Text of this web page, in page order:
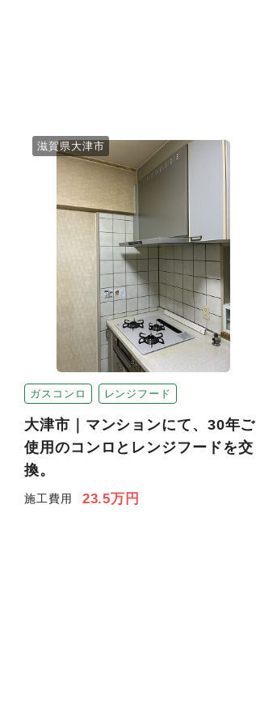
ガスコンロ レンジフード
滋賀県大津市
大津市｜マンションにて、30年ご
使用のコンロとレンジフードを交
換。
施工費用 23.5万円